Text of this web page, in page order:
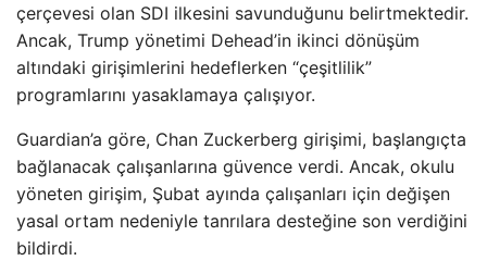
çerçevesi olan SDI ilkesini savunduğunu belirtmektedir.
Ancak, Trump yönetimi Dehead’in ikinci dönüşüm
altındaki girişimlerini hedeflerken “çeşitlilik”
programlarını yasaklamaya çalışıyor.
Guardian’a göre, Chan Zuckerberg girişimi, başlangıçta
bağlanacak çalışanlarına güvence verdi. Ancak, okulu
yöneten girişim, Şubat ayında çalışanları için değişen
yasal ortam nedeniyle tanrılara desteğine son verdiğini
bildirdi.